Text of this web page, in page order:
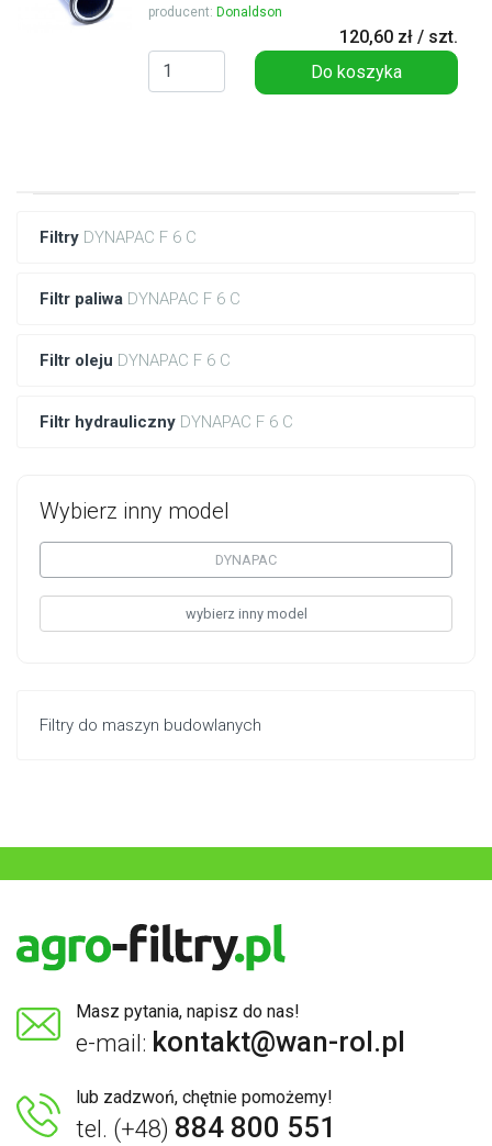
Filtry DYNAPAC F 6 C
Filtr paliwa DYNAPAC F 6 C
Filtr oleju DYNAPAC F 6 C
Filtr hydrauliczny DYNAPAC F 6 C
Wybierz inny model
DYNAPAC
wybierz inny model
Filtry do maszyn budowlanych
producent: Donaldson
120,60 zł / szt.
Do koszyka
Masz pytania, napisz do nas!
e-mail: kontakt@wan-rol.pl
lub zadzwoń, chętnie pomożemy!
tel. (+48) 884 800 551